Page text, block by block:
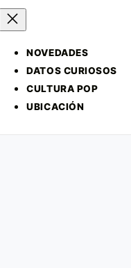
NOVEDADES
DATOS CURIOSOS
CULTURA POP
UBICACIÓN